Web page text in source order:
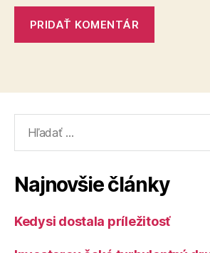
Najnovšie články
Kedysi dostala príležitosť